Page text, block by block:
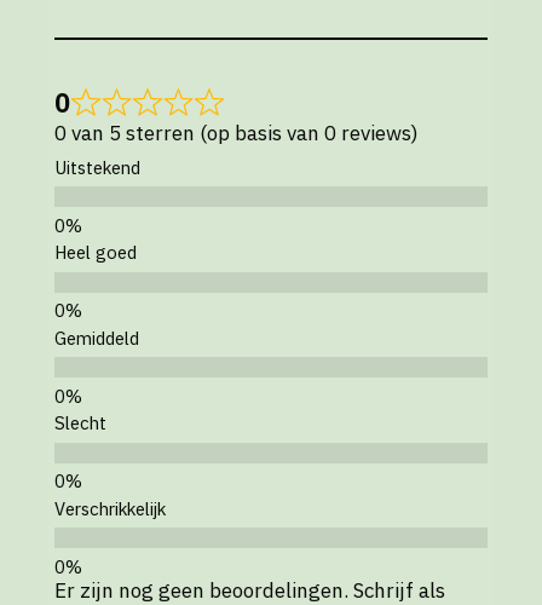
0
0 van 5 sterren (op basis van 0 reviews)
Uitstekend
Heel goed
Gemiddeld
Slecht
Verschrikkelijk
Er zijn nog geen beoordelingen. Schrijf als